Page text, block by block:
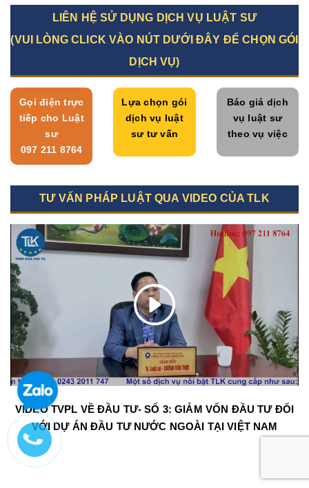
LIÊN HỆ SỬ DỤNG DỊCH VỤ LUẬT SƯ
(VUI LÒNG CLICK VÀO NÚT DƯỚI ĐÂY ĐỂ CHỌN GÓI
DỊCH VỤ)
Gọi điện trực
tiếp cho Luật
sư
097 211 8764
Lựa chọn gói
dịch vụ luật
sư tư vấn
Báo giá dịch
vụ luật sư
theo vụ việc
TƯ VẤN PHÁP LUẬT QUA VIDEO CỦA TLK
VIDEO TVPL VỀ ĐẦU TƯ- SỐ 3: GIẢM VỐN ĐẦU TƯ ĐỐI
VỚI DỰ ÁN ĐẦU TƯ NƯỚC NGOÀI TẠI VIỆT NAM